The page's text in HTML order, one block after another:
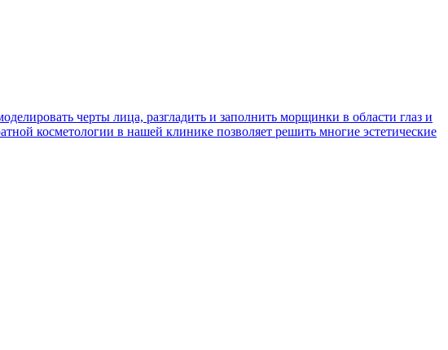
черты лица, разгладить и заполнить морщинки в области глаз и
косметологии в нашей клинике позволяет решить многие эстетические